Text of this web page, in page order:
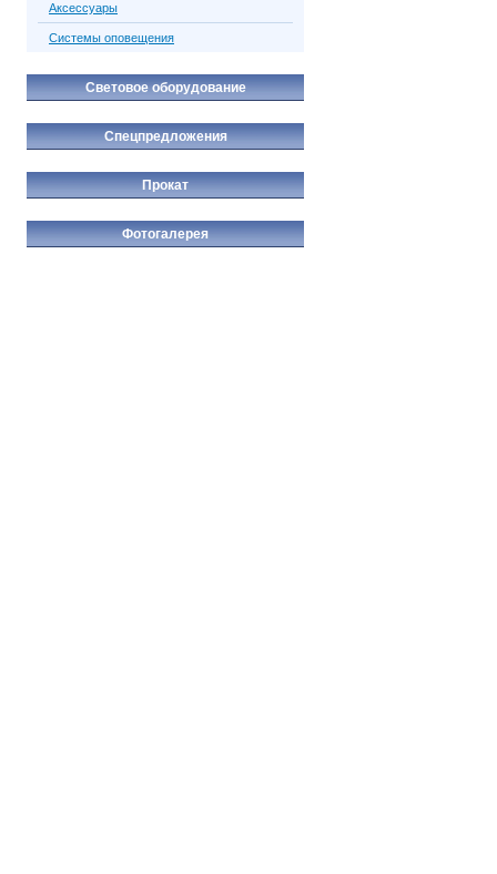
Аксессуары
Системы оповещения
Световое оборудование
Спецпредложения
Прокат
Фотогалерея